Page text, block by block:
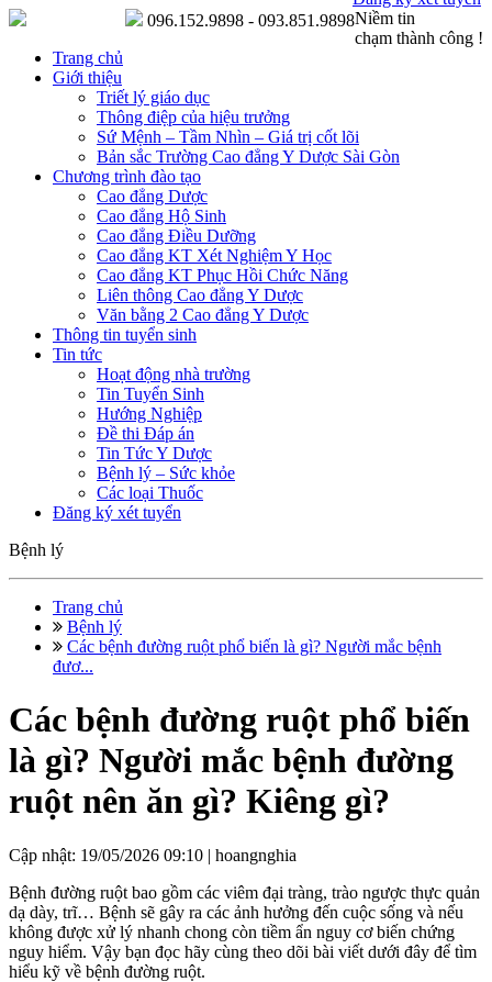
Niềm tin
chạm thành công !
096.152.9898 - 093.851.9898
Trang chủ
Giới thiệu
Triết lý giáo dục
Thông điệp của hiệu trưởng
Sứ Mệnh – Tầm Nhìn – Giá trị cốt lõi
Bản sắc Trường Cao đẳng Y Dược Sài Gòn
Chương trình đào tạo
Cao đẳng Dược
Cao đẳng Hộ Sinh
Cao đẳng Điều Dưỡng
Cao đẳng KT Xét Nghiệm Y Học
Cao đẳng KT Phục Hồi Chức Năng
Liên thông Cao đẳng Y Dược
Văn bằng 2 Cao đẳng Y Dược
Thông tin tuyển sinh
Tin tức
Hoạt động nhà trường
Tin Tuyển Sinh
Hướng Nghiệp
Đề thi Đáp án
Tin Tức Y Dược
Bệnh lý – Sức khỏe
Các loại Thuốc
Đăng ký xét tuyển
Bệnh lý
Trang chủ
Bệnh lý
Các bệnh đường ruột phổ biến là gì? Người mắc bệnh
đươ...
Các bệnh đường ruột phổ biến
là gì? Người mắc bệnh đường
ruột nên ăn gì? Kiêng gì?
Cập nhật: 19/05/2026 09:10 | hoangnghia
Bệnh đường ruột bao gồm các viêm đại tràng, trào ngược thực quản
dạ dày, trĩ… Bệnh sẽ gây ra các ảnh hưởng đến cuộc sống và nếu
không được xử lý nhanh chong còn tiềm ẩn nguy cơ biến chứng
nguy hiểm. Vậy bạn đọc hãy cùng theo dõi bài viết dưới đây để tìm
hiểu kỹ về bệnh đường ruột.